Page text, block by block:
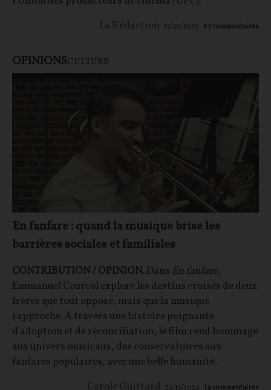
La Rédaction 12/02/2025 87commentaires
OPINIONSCULTURE
En fanfare : quand la musique brise les
barrières sociales et familiales
CONTRIBUTION / OPINION.Dans En fanfare,
Emmanuel Courcol explore les destins croisés de deux
frères que tout oppose, mais que la musique
rapproche. À travers une histoire poignante
d'adoption et de réconciliation, le film rend hommage
aux univers musicaux, des conservatoires aux
fanfares populaires, avec une belle humanité.
Carole Guittard 22/12/2024 14commentaires